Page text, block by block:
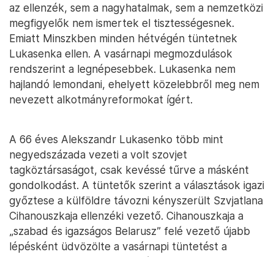
az ellenzék, sem a nagyhatalmak, sem a nemzetközi
megfigyelők nem ismertek el tisztességesnek.
Emiatt Minszkben minden hétvégén tüntetnek
Lukasenka ellen. A vasárnapi megmozdulások
rendszerint a legnépesebbek. Lukasenka nem
hajlandó lemondani, ehelyett közelebbről meg nem
nevezett alkotmányreformokat ígért.
A 66 éves Alekszandr Lukasenko több mint
negyedszázada vezeti a volt szovjet
tagköztársaságot, csak kevéssé tűrve a másként
gondolkodást. A tüntetők szerint a választások igazi
győztese a külföldre távozni kényszerült Szvjatlana
Cihanouszkaja ellenzéki vezető. Cihanouszkaja a
„szabad és igazságos Belarusz” felé vezető újabb
lépésként üdvözölte a vasárnapi tüntetést a